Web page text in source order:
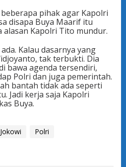
pihak agar Kapolri
disapa Buya Maarif itu
alasan Kapolri Tito mundur.
Kalau dasarnya yang
tak terbukti. Dia
bawa agenda tersendiri,
Polri dan juga pemerintah.
bantah tidak ada seperti
Jadi kerja saja Kapolri
Buya.
Jokowi
Polri